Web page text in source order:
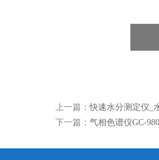
上一篇：快速水分测定仪_
下一篇： 气相色谱仪GC-